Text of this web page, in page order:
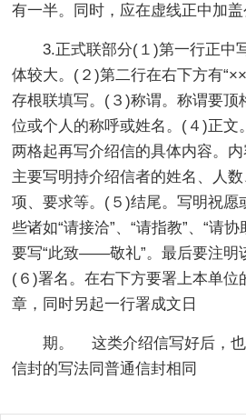
有一半。同时，应在虚线正中加盖
3.正式联部分(１)第一行正中
体较大。(２)第二行在右下方有
存根联填写。(３)称谓。称谓要顶
位或个人的称呼或姓名。(４)正文
两格起再写介绍信的具体内容。内
主要写明持介绍信者的姓名、人
项、要求等。(５)结尾。写明祝愿
些诸如“请接洽”、“请指教”、“请
要写“此致——敬礼”。最后要注明
(６)署名。在右下方要署上本单位
章，同时另起一行署成文日
期。 这类介绍信写好后，也
信封的写法同普通信封相同